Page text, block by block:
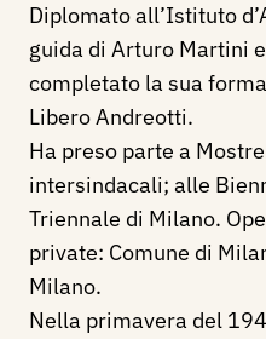
Diplomato all’Istituto
guida di Arturo Martini
completato la sua
Libero Andreotti.
Ha preso parte a
intersindacali; alle
Triennale di Milano.
private: Comune di
Milano.
Nella primavera del